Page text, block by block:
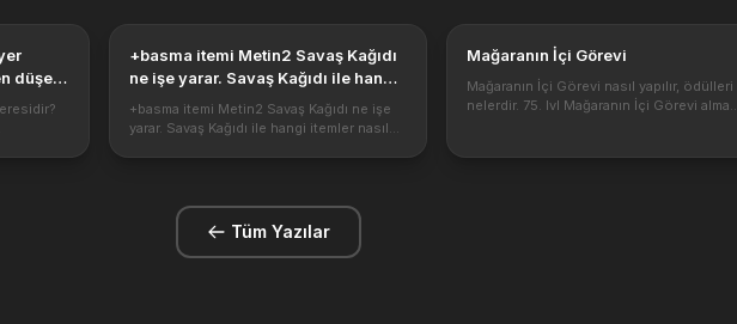
düşer,
patron
+basma itemi Metin2 Savaş Kağıdı
ne işe yarar. Savaş Kağıdı ile hangi
itemler nasıl yükseltilir. Bu eşyayı
elde etmek için nasıl bir yol
+basma itemi Metin2 Savaş Kağıdı ne işe
yarar. Savaş Kağıdı ile hangi itemler nasıl
MlzgI38H9NE/XrPVnIhTAm...
Mağaranın İçi Görevi
Mağaranın İçi Görevi nasıl yapılır, ödülleri
nelerdir. 75. lvl Mağaranın İçi Görevi almak
karakteri Seon-Hae çağırır v...
Tüm Yazılar